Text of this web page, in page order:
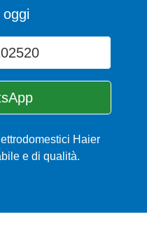
oggi
Haier
e di qualità.